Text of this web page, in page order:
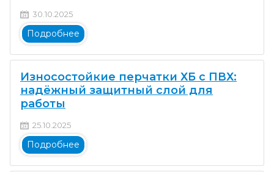
30.10.2025
Подробнее
Износостойкие перчатки ХБ с ПВХ:
надёжный защитный слой для
работы
25.10.2025
Подробнее